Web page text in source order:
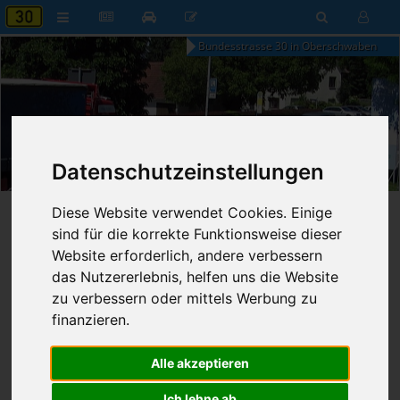
Datenschutzeinstellungen
Diese Website verwendet Cookies. Einige
sind für die korrekte Funktionsweise dieser
Website erforderlich, andere verbessern
das Nutzererlebnis, helfen uns die Website
zu verbessern oder mittels Werbung zu
finanzieren.
Alle akzeptieren
Bundesstrasse 30 in Oberschwaben
Donnerstag, 6. August 2026
Startseite»B30 aktuell »Nachrichten
Nachrichten
Erweiterte Suche
72Ergebnisse zur Suche nach